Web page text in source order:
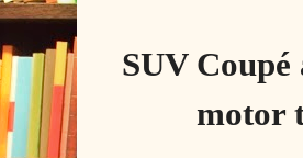
SUV
motor